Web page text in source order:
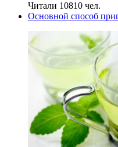
Читали 10810 чел.
Основной способ